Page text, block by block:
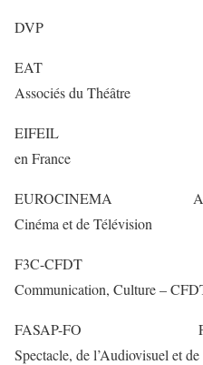
DVP Droits
EAT
Associés du Théâtre
EIFEIL Editeurs
en France
EUROCINEMA
Cinéma et de Télévision
F3C-CFDT
Communication, Culture –
FASAP-FO
Spectacle, de l’Audiovisuel et